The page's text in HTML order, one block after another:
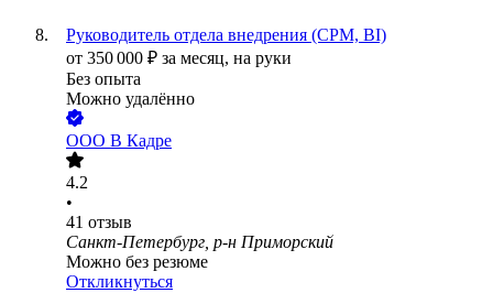
Руководитель отдела внедрения (CPM, BI)
от 350 000 ₽ за месяц, на руки
Без опыта
Можно удалённо
ООО В Кадре
4.2
•
41 отзыв
Санкт-Петербург, р-н Приморский
Можно без резюме
Откликнуться